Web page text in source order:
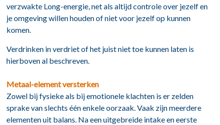
verzwakte Long-energie, net als altijd controle over jezelf en
je omgeving willen houden of niet voor jezelf op kunnen
komen.
Verdrinken in verdriet of het juist niet toe kunnen laten is
hierboven al beschreven.
Metaal-element versterken
Zowel bij fysieke als bij emotionele klachten is er zelden
sprake van slechts één enkele oorzaak. Vaak zijn meerdere
elementen uit balans. Na een uitgebreide intake en eerste